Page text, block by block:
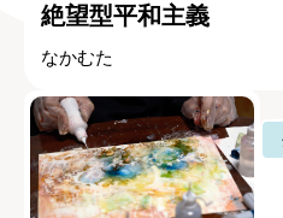
絶望型平和主義
なかむた